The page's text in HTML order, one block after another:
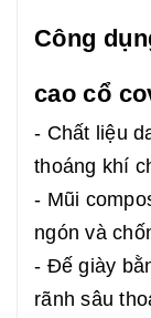
Công
cao cổ
- Chất liệu
thoáng khí
- Mũi
ngón và
- Đế giày
rãnh sâu